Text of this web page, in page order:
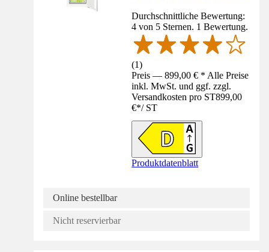
Durchschnittliche Bewertung:
4 von 5 Sternen. 1 Bewertung.
(1)
Preis — 899,00 € * Alle Preise
inkl. MwSt. und ggf. zzgl.
Versandkosten pro ST899,00
€*/ ST
Produktdatenblatt
Online bestellbar
Nicht reservierbar